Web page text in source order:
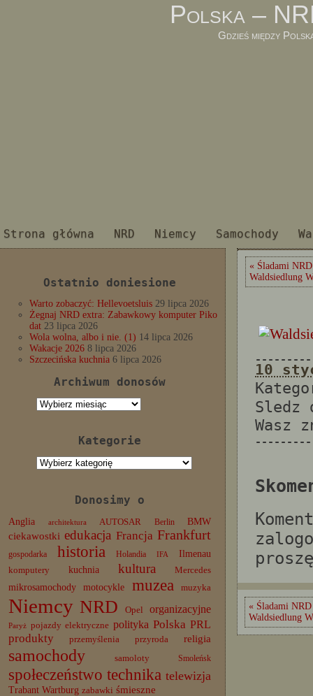
Polska –
Gdzieś między
Strona główna NRD Niemcy Samochody
Ostatnio doniesione
Warto zobaczyć: Hellevoetsluis 29 lipca 2026
Żegnaj NRD extra: Zabawkowy komputer Piko
dat 23 lipca 2026
Wola wolna, albo i nie. (1) 14 lipca 2026
Wakacje 2026 8 lipca 2026
Szczecińska kuchnia 6 lipca 2026
Archiwum donosów
Archiwum
Kategorie
Kategorie
Donosimy o
Anglia architektura AUTOSAR Berlin BMW
ciekawostki edukacja Francja Frankfurt
gospodarka historia Holandia IFA
Ilmenau
komputery
kuchnia kultura Mercedes
mikrosamochody motocykle muzea muzyka
Niemcy NRD Opel organizacyjne
Paryż pojazdy elektryczne polityka Polska PRL
produkty
przemyślenia przyroda religia
samochody samoloty Smoleńsk
społeczeństwo technika telewizja
Trabant Wartburg zabawki śmieszne
« Śladami
Waldsiedlung
10
Sledz
Wasz
« Śladami
Waldsiedlung